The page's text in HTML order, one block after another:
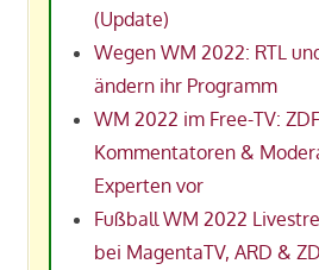
(Update)
Wegen WM 2022: RTL
ändern ihr Programm
WM 2022 im Free-TV:
Kommentatoren &
Experten vor
Fußball WM 2022
bei MagentaTV, ARD &